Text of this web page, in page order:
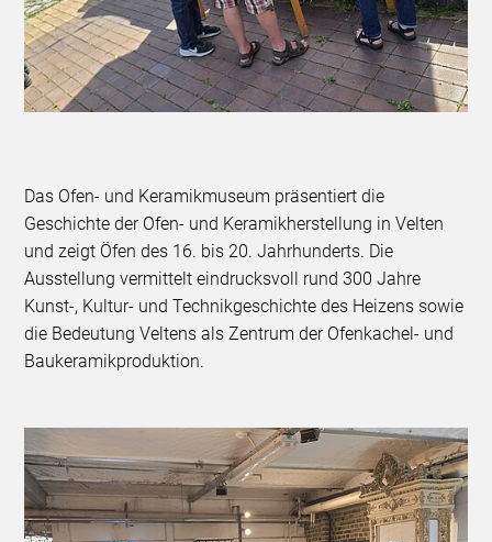
Das Ofen- und Keramikmuseum präsentiert die
Geschichte der Ofen- und Keramikherstellung in Velten
und zeigt Öfen des 16. bis 20. Jahrhunderts. Die
Ausstellung vermittelt eindrucksvoll rund 300 Jahre
Kunst-, Kultur- und Technikgeschichte des Heizens sowie
die Bedeutung Veltens als Zentrum der Ofenkachel- und
Baukeramikproduktion.